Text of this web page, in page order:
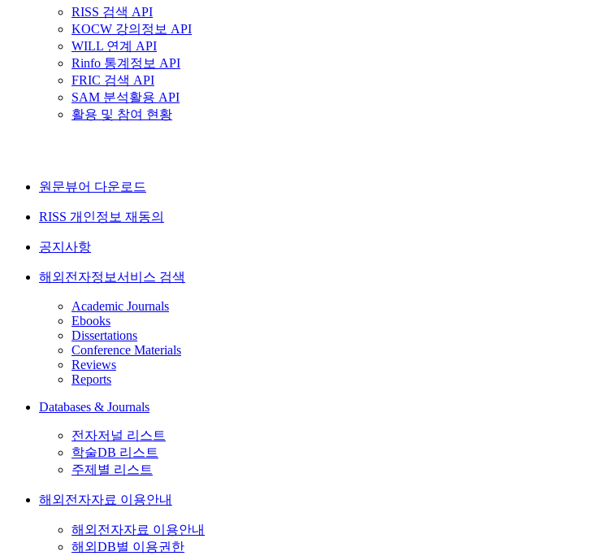
RISS 검색 API
KOCW 강의정보 API
WILL 연계 API
Rinfo 통계정보 API
FRIC 검색 API
SAM 분석활용 API
활용 및 참여 현황
원문뷰어 다운로드
RISS 개인정보 재동의
공지사항
해외전자정보서비스 검색
Academic Journals
Ebooks
Dissertations
Conference Materials
Reviews
Reports
Databases & Journals
전자저널 리스트
학술DB 리스트
주제별 리스트
해외전자자료 이용안내
해외전자자료 이용안내
해외DB별 이용권한